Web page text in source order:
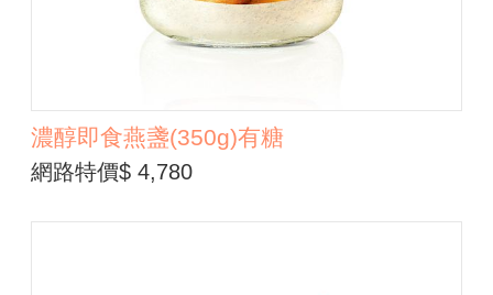
濃醇即食燕盞(350g)有糖
網路特價$ 4,780